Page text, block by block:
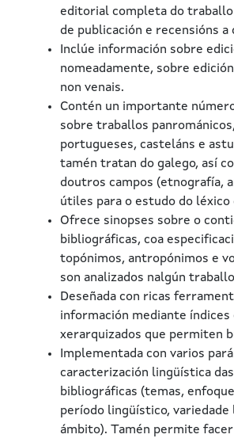
editorial completa do traballo
de publicación e recensións a
Inclúe información sobre
nomeadamente, sobre
non venais.
Contén un importante
sobre traballos
portugueses, casteláns e
tamén tratan do galego, así
doutros campos (etnografía,
útiles para o estudo do léxico
Ofrece sinopses sobre o
bibliográficas, coa
topónimos, antropónimos e
son analizados nalgún
Deseñada con ricas
información mediante índices
xerarquizados que permiten
Implementada con varios
caracterización lingüística
bibliográficas (temas,
período lingüístico, variedade
ámbito). Tamén permite